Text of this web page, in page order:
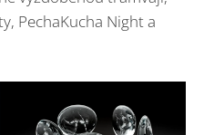
PechaKucha Night a